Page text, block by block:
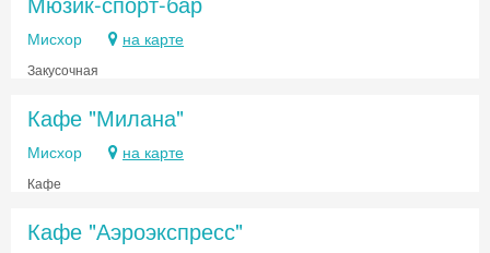
Мисхор на карте
Закусочная
Кафе "Милана"
Мисхор на карте
Кафе
Кафе "Аэроэкспресс"
Хочешь дешевле? Оставь почту и получи
промокод на первое бронирование!